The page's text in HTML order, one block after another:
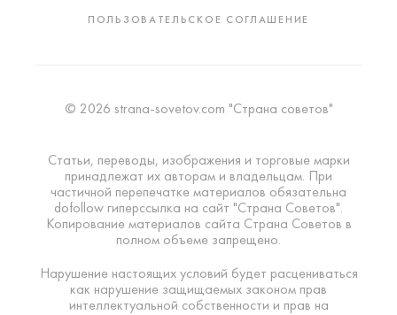
ПОЛЬЗОВАТЕЛЬСКОЕ СОГЛАШЕНИЕ
© 2026 strana-sovetov.com "Страна советов"
Статьи, переводы, изображения и торговые марки
принадлежат их авторам и владельцам. При
частичной перепечатке материалов обязательна
dofollow гиперссылка на сайт "Страна Советов".
Копирование материалов сайта Страна Советов в
полном объеме запрещено.
Нарушение настоящих условий будет расцениваться
как нарушение защищаемых законом прав
интеллектуальной собственности и прав на